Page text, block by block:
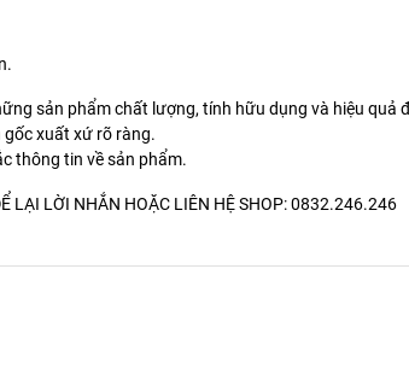
sản phẩm chất lượng, tính hữu dụng và hiệu quả
gốc xuất xứ rõ ràng.
thông tin về sản phẩm.
LẠI LỜI NHẮN HOẶC LIÊN HỆ SHOP: 0832.246.246